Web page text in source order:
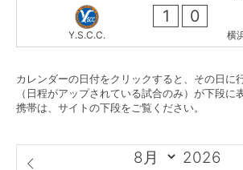
Y.S.C.C.
1 0
横
カレンダーの日付をクリックすると、その日に
（日程がアップされている試合のみ）が下段に
携帯は、サイトの下段をご覧ください。